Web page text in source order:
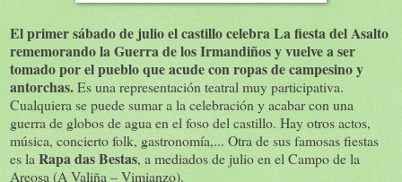
El primer sábado de julio el castillo celebra La fiesta del Asalto
rememorando la Guerra de los Irmandiños y vuelve a ser
tomado por el pueblo que acude con ropas de campesino y
antorchas.Es una representación teatral muy participativa.
Cualquiera se puede sumar a la celebración y acabar con una
guerra de globos de agua en el foso del castillo. Hay otros actos,
música, concierto folk, gastronomía,... Otra de sus famosas fiestas
es la Rapa das Bestas, a mediados de julio en el Campo de la
Areosa (A Valiña – Vimianzo).